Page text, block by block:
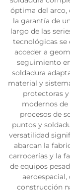
óptima del arco,
la garantía de
largo de las
tecnológicas se
acceder a
seguimiento
soldadura
material y
protectoras
modernos
procesos de
puntos y
versatilidad
abarcan la
carrocerías y la
de equipos
construcción